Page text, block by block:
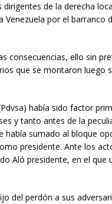
de la derecha
por el barranco
consecuencias, ello sin
que se montaron luego
había sido factor
y tanto antes de la
había sumado al bloque
presidente. Ante los
Aló presidente, en el que
del perdón a sus